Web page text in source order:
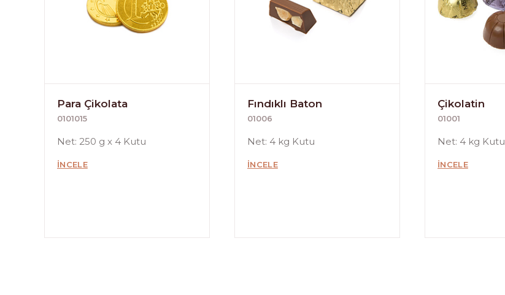
Para Çikolata
0101015
Net: 250 g x 4 Kutu
İNCELE
Fındıklı Baton
01006
Net: 4 kg Kutu
İNCELE
Çikolatin
01001
Net: 4 kg Kutu
İNCELE